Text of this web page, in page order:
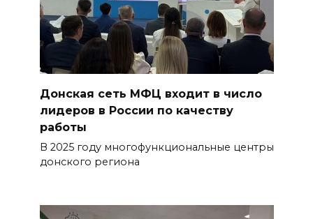
Донская сеть МФЦ входит в число
лидеров в России по качеству
работы
В 2025 году многофункциональные центры
донского региона